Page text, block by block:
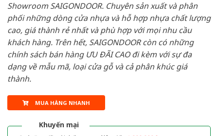
Showroom SAIGONDOOR. Chuyên sản xuất và phân
phối những dòng cửa nhựa và hỗ hợp nhựa chất lượng
cao, giá thành rẻ nhất và phù hợp với mọi nhu cầu
khách hàng. Trên hết, SAIGONDOOR còn có những
chính sách bán hàng ƯU ĐÃI CAO đi kèm với sự đa
dạng về mẫu mã, loại cửa gỗ và cả phân khúc giá
thành.
MUA HÀNG NHANH
Khuyến mại